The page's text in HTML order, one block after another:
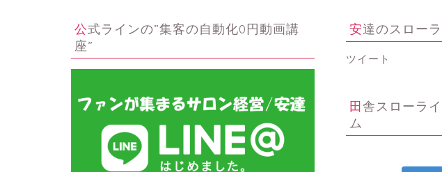
公式ラインの”集客の自動化0円動画講
座”
安達のスロー
ツイート
田舎スローライフ経営のインスタグラ
ム